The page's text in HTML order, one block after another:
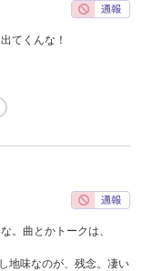
てくんな！
。曲とかトークは、
地味なのが、残念。凄い